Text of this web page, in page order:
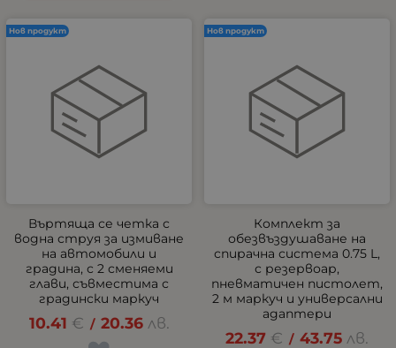
Въртяща се четка с
водна струя за измиване
на автомобили и
градина, с 2 сменяеми
глави, съвместима с
градински маркуч
10.41 € / 20.36 лв.
Нов продукт
Комплект за
обезвъздушаване на
спирачна система 0.75 L,
с резервоар,
пневматичен пистолет,
2 м маркуч и универсални
адаптери
22.37 € / 43.75 лв.
Нов продукт